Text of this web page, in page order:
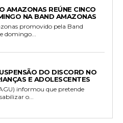
AMAZONAS REÚNE CINCO
NA BAND AMAZONAS
promovido pela Band
domingo...
DO DISCORD NO
E ADOLESCENTES
informou que pretende
o...